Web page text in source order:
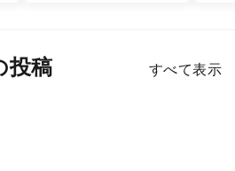
投稿 すべて表示